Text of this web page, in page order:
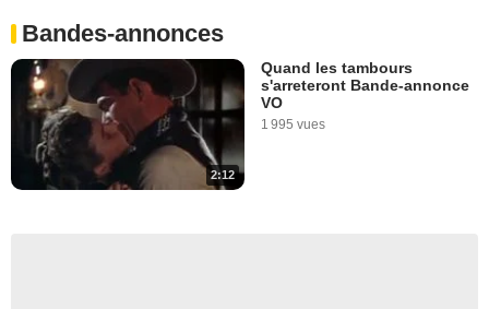
Bandes-annonces
2:12
Quand les tambours
s'arreteront Bande-annonce
VO
1 995 vues